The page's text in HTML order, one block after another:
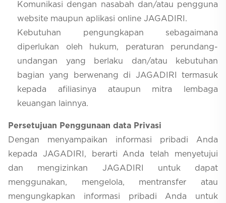
Komunikasi dengan nasabah dan/atau pengguna
website maupun aplikasi online JAGADIRI.
Kebutuhan pengungkapan sebagaimana
diperlukan oleh hukum, peraturan perundang-
undangan yang berlaku dan/atau kebutuhan
bagian yang berwenang di JAGADIRI termasuk
kepada afiliasinya ataupun mitra lembaga
keuangan lainnya.
Persetujuan Penggunaan data Privasi
Dengan menyampaikan informasi pribadi Anda
kepada JAGADIRI, berarti Anda telah menyetujui
dan mengizinkan JAGADIRI untuk dapat
menggunakan, mengelola, mentransfer atau
mengungkapkan informasi pribadi Anda untuk